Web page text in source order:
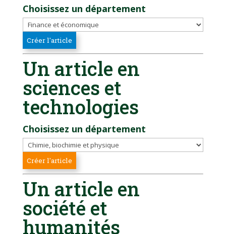
Choisissez un département
Un article en
sciences et
technologies
Choisissez un département
Un article en
société et
humanités